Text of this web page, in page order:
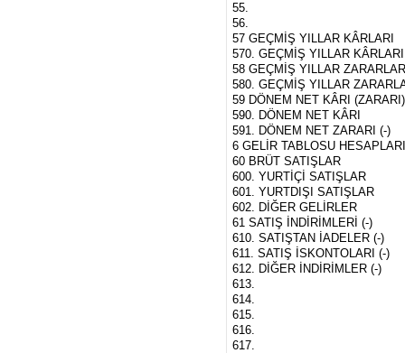
55.
56.
57 GEÇMİŞ YILLAR KÂRLARI
570. GEÇMİŞ YILLAR KÂRLARI
58 GEÇMİŞ YILLAR
580. GEÇMİŞ YILLAR
59 DÖNEM NET KÂRI (ZARARI)
590. DÖNEM NET KÂRI
591. DÖNEM NET ZARARI (-)
6 GELİR TABLOSU
60 BRÜT SATIŞLAR
600. YURTİÇİ SATIŞLAR
601. YURTDIŞI SATIŞLAR
602. DİĞER GELİRLER
61 SATIŞ İNDİRİMLERİ (-)
610. SATIŞTAN İADELER (-)
611. SATIŞ İSKONTOLARI (-)
612. DİĞER İNDİRİMLER (-)
613.
614.
615.
616.
617.